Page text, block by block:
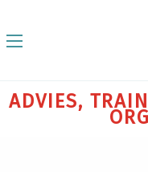
ADVIES,